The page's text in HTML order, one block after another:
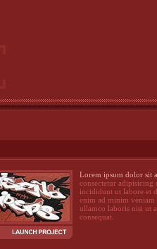
Lorem ipsum dolor sit
consectetur adipisicing
incididunt ut labore et
enim ad minim
ullamco laboris nisi ut
consequat.